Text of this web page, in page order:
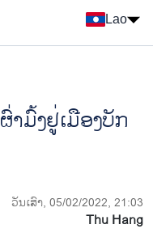
Lao
າມົ້ງຢູ່ເມືອງບັກ
ວັນເສົາ, 05/02/2022, 21:03
Thu Hang